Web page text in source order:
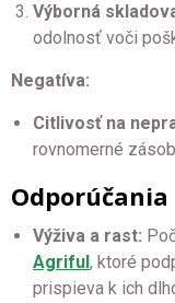
Výborná
odolnosť voči
Negatíva:
Citlivosť na
rovnomerné
Výživa a rast:
Agriful, ktoré
prispieva k ich